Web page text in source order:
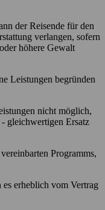
der Reisende für den
verlangen, sofern
höhere Gewalt
Leistungen begründen
nicht möglich,
gleichwertigen Ersatz
Programms,
erheblich vom Vertrag